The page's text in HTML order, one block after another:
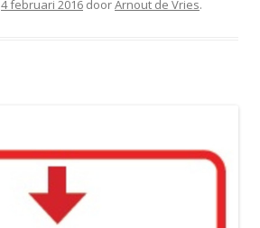
4 februari 2016 doorArnout de Vries.